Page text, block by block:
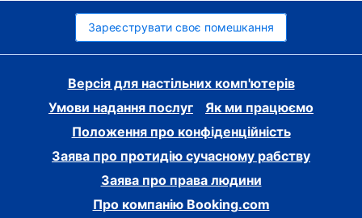
Зареєструвати своє помешкання
Версія для настільних комп'ютерів
Умови надання послуг
Як ми працюємо
Положення про конфіденційність
Заява про протидію сучасному рабству
Заява про права людини
Про компанію Booking.com